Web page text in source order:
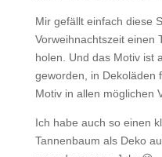
Mir gefällt einfach diese
Vorweihnachtszeit einen
holen. Und das Motiv ist
geworden, in Dekoläden
Motiv in allen möglichen
Ich habe auch so einen
Tannenbaum als Deko